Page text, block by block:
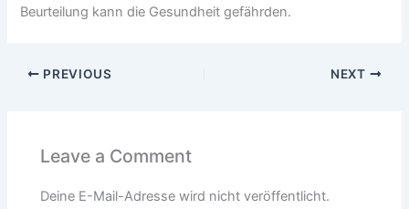
Beurteilung kann die Gesundheit gefährden.
PREVIOUS NEXT
Leave a Comment
Deine E-Mail-Adresse wird nicht veröffentlicht.